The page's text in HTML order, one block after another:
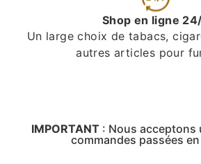
Shop en ligne
Un large choix de tabacs,
autres articles pour
IMPORTANT : Nous acceptons
commandes passées